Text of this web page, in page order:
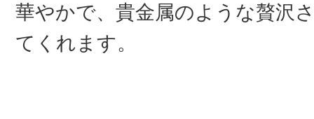
華やかで、貴金属のような贅沢
てくれます。